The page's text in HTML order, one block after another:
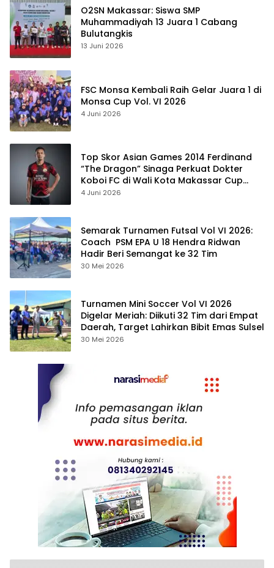
O2SN Makassar: Siswa SMP
Muhammadiyah 13 Juara 1 Cabang
Bulutangkis
13 Juni 2026
FSC Monsa Kembali Raih Gelar Juara 1 di
Monsa Cup Vol. VI 2026
4 Juni 2026
Top Skor Asian Games 2014 Ferdinand
“The Dragon” Sinaga Perkuat Dokter
Koboi FC di Wali Kota Makassar Cup
2026
4 Juni 2026
Semarak Turnamen Futsal Vol VI 2026:
Coach PSM EPA U 18 Hendra Ridwan
Hadir Beri Semangat ke 32 Tim
30 Mei 2026
Turnamen Mini Soccer Vol VI 2026
Digelar Meriah: Diikuti 32 Tim dari Empat
Daerah, Target Lahirkan Bibit Emas Sulsel
30 Mei 2026